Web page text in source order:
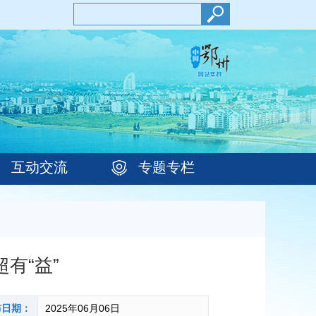
互动交流 专题专栏
“益”
期： 2025年06月06日